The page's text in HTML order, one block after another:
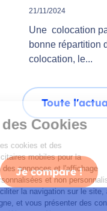
Gestion des
Nous utilisons des
identifiants publicitaires
personnalisation des
de publicités
également de faciliter la
expérience en ligne, et
21/11/2024
Une colocation
bonne répartition
colocation, le...
Toute
Je compare !